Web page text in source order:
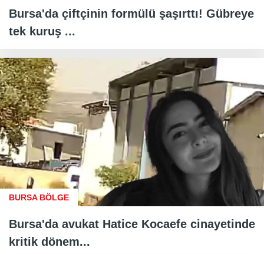
Bursa'da çiftçinin formülü şaşırttı! Gübreye
tek kuruş ...
BURSA BÖLGE
Bursa'da avukat Hatice Kocaefe cinayetinde
kritik dönem...